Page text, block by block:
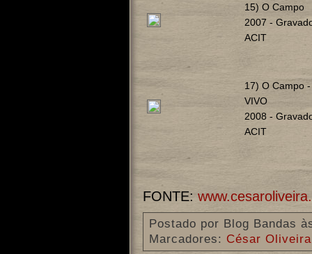
15) O Campo
2007 -
ACIT
17) O Campo -
VIVO
2008 -
ACIT
FONTE:
Postado por Blog Bandas
Marcadores: César